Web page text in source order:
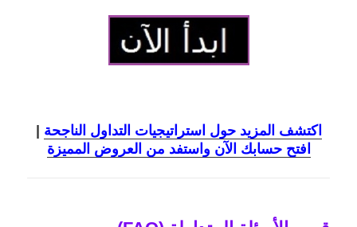
اكتشف المزيد حول استراتيجيات التداول الناجحة
افتح حسابك الآن واستفد من العروض المميزة